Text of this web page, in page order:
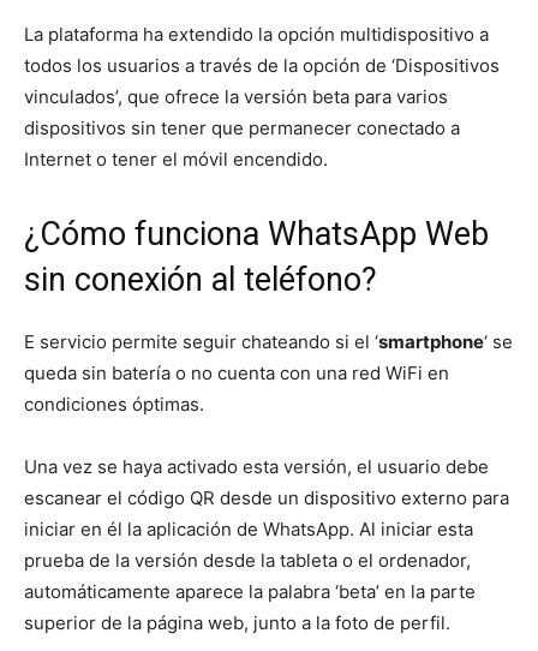
La plataforma ha extendido la opción multidispositivo a
todos los usuarios a través de la opción de ‘Dispositivos
vinculados’, que ofrece la versión beta para varios
dispositivos sin tener que permanecer conectado a
Internet o tener el móvil encendido.
¿Cómo funciona WhatsApp Web
sin conexión al teléfono?
E servicio permite seguir chateando si el ‘smartphone‘ se
queda sin batería o no cuenta con una red WiFi en
condiciones óptimas.
Una vez se haya activado esta versión, el usuario debe
escanear el código QR desde un dispositivo externo para
iniciar en él la aplicación de WhatsApp. Al iniciar esta
prueba de la versión desde la tableta o el ordenador,
automáticamente aparece la palabra ‘beta’ en la parte
superior de la página web, junto a la foto de perfil.